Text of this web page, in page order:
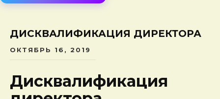
ДИСКВАЛИФИКАЦИЯ ДИРЕКТОРА
ОКТЯБРЬ 16, 2019
Дисквалификация